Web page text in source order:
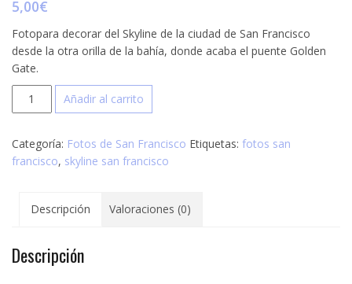
5,00€
Fotopara decorar del Skyline de la ciudad de San Francisco
desde la otra orilla de la bahía, donde acaba el puente Golden
Gate.
Foto
Skyline
Francisco
cantidad
Añadir al carrito
Categoría: Fotos de San Francisco Etiquetas: fotos san
francisco, skyline san francisco
Descripción Valoraciones (0)
Descripción